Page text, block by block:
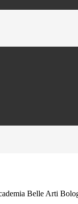
Belle Arti